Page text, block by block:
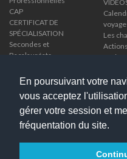
En poursuivant votre
vous acceptez
gérer votre session et
fréquentation du site.
CAP
CERTIFICAT DE
SPÉCIALISATION
Secondes et
Bacalauréats
BTS
LE GRETA
DAVA - VAE
Dispositif ULIS
Que sont-ils devenus
Dispositif MLDS
Les
Actions
Projets
Presse
VIE
AS-